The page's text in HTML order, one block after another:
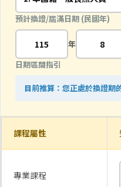
預計換證/屆滿日期 (民國年)
年
日期區間指引
目前推算：您正處於換證期
課程屬性
專業課程